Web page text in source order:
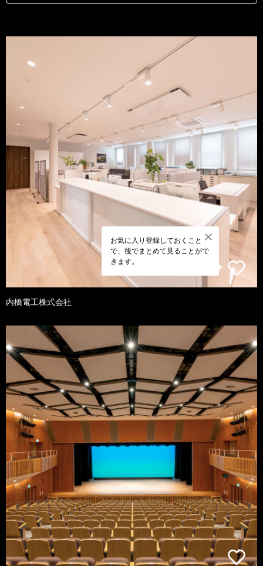
お気に入り登録しておくこと
で、後でまとめて見ることがで
きます。
内橋電工株式会社